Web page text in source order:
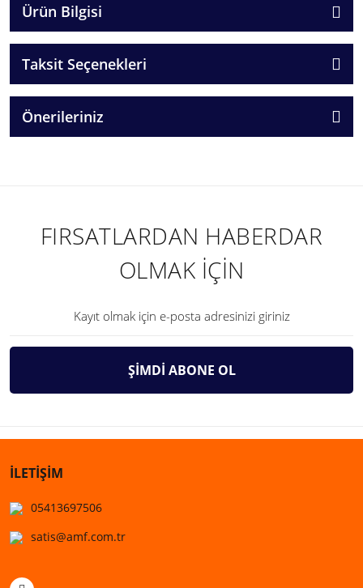
Ürün Bilgisi
Taksit Seçenekleri
Önerileriniz
FIRSATLARDAN HABERDAR
OLMAK İÇİN
ŞİMDİ ABONE OL
İLETİŞİM
05413697506
satis@amf.com.tr